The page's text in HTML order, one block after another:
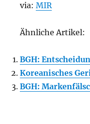
via: MIR
Ähnliche Artikel:
BGH:
Koreanisches
BGH: